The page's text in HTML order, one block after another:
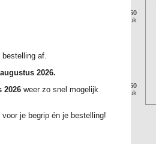
2,50
Per stuk
2,50
Per stuk
af.
2026.
2026weer zo snel mogelijk
je begrip én je bestelling!